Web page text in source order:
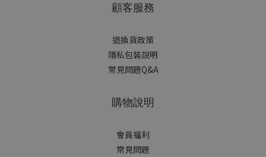
顧客服務
退換貨政策
隱私包裝說明
常見問題Q&A
購物說明
會員福利
常見問題